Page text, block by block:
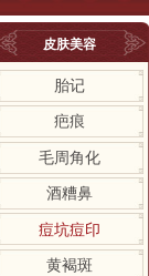
皮肤美容
胎记
疤痕
毛周角化
酒糟鼻
痘坑痘印
黄褐斑